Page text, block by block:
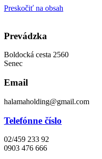
Preskočiť na obsah
Prevádzka
Boldocká cesta 2560
Senec
Email
halamaholding@gmail.com
Telefónne číslo
02/459 233 92
0903 476 666